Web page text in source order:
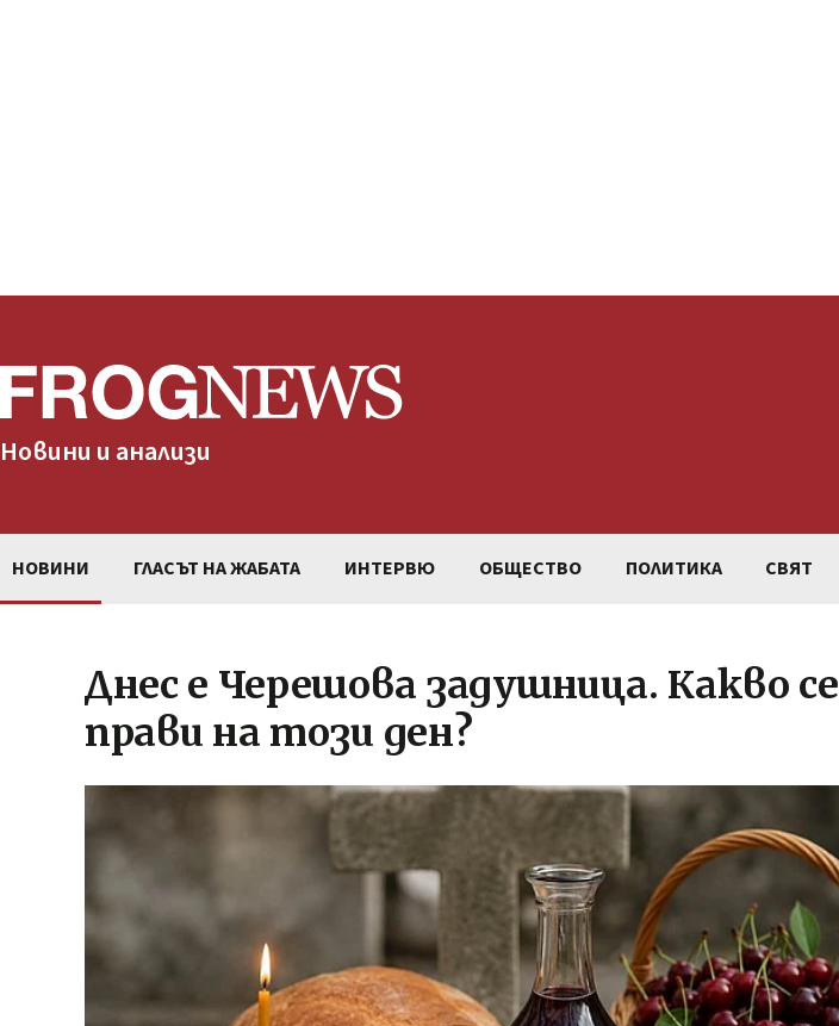
Новини и анализи
НОВИНИ ГЛАСЪТ НА ЖАБАТА ИНТЕРВЮ ОБЩЕСТВО ПОЛИТИКА СВЯТ
Днес е Черешова задушница. Какво се
прави на този ден?